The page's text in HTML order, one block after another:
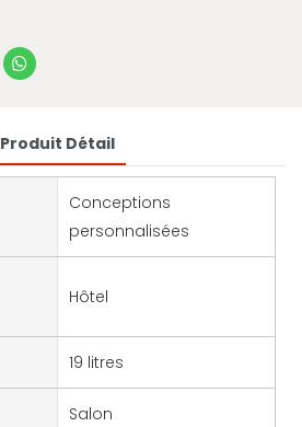
Produit Détail
Conceptions
personnalisées
Hôtel
19 litres
Salon